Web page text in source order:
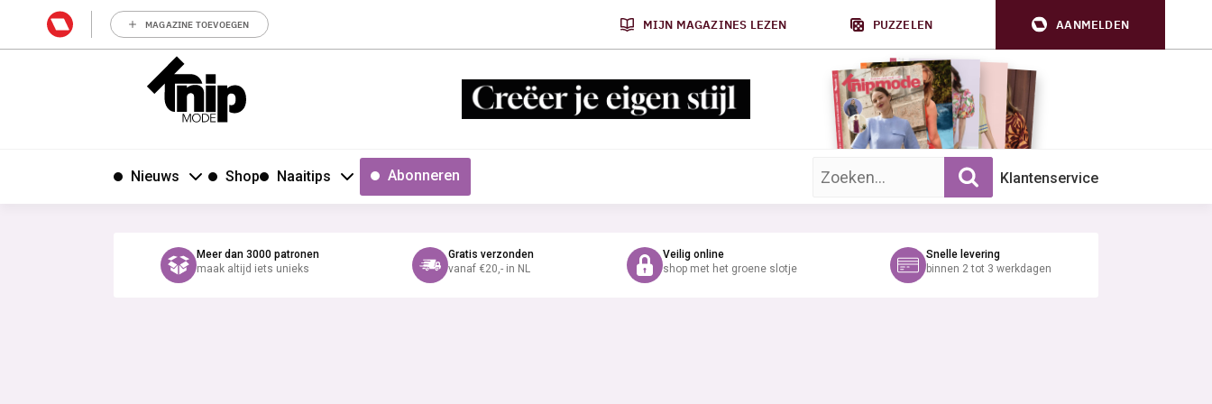
MAGAZINE TOEVOEGEN MIJN MAGAZINES LEZEN PUZZELEN AANMELDEN
Nieuws Shop Naaitips Abonneren Zoek op trefwoord: Klantenservice
Meer dan 3000 patronen
maak altijd iets unieks
Gratis verzonden
vanaf €20,- in NL
Veilig online
shop met het groene slotje
Snelle levering
binnen 2 tot 3 werkdagen